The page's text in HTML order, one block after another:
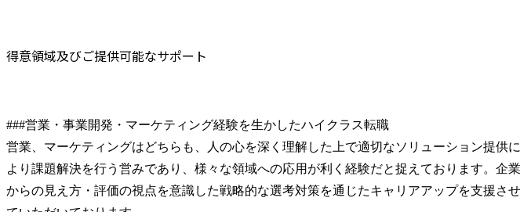
得意領域及びご提供可能なサポート
###営業・事業開発・マーケティング経験を生かしたハイクラス転職
営業、マーケティングはどちらも、人の心を深く理解した上で適切なソリューション提供に
より課題解決を行う営みであり、様々な領域への応用が利く経験だと捉えております。企業
からの見え方・評価の視点を意識した戦略的な選考対策を通じたキャリアアップを支援させ